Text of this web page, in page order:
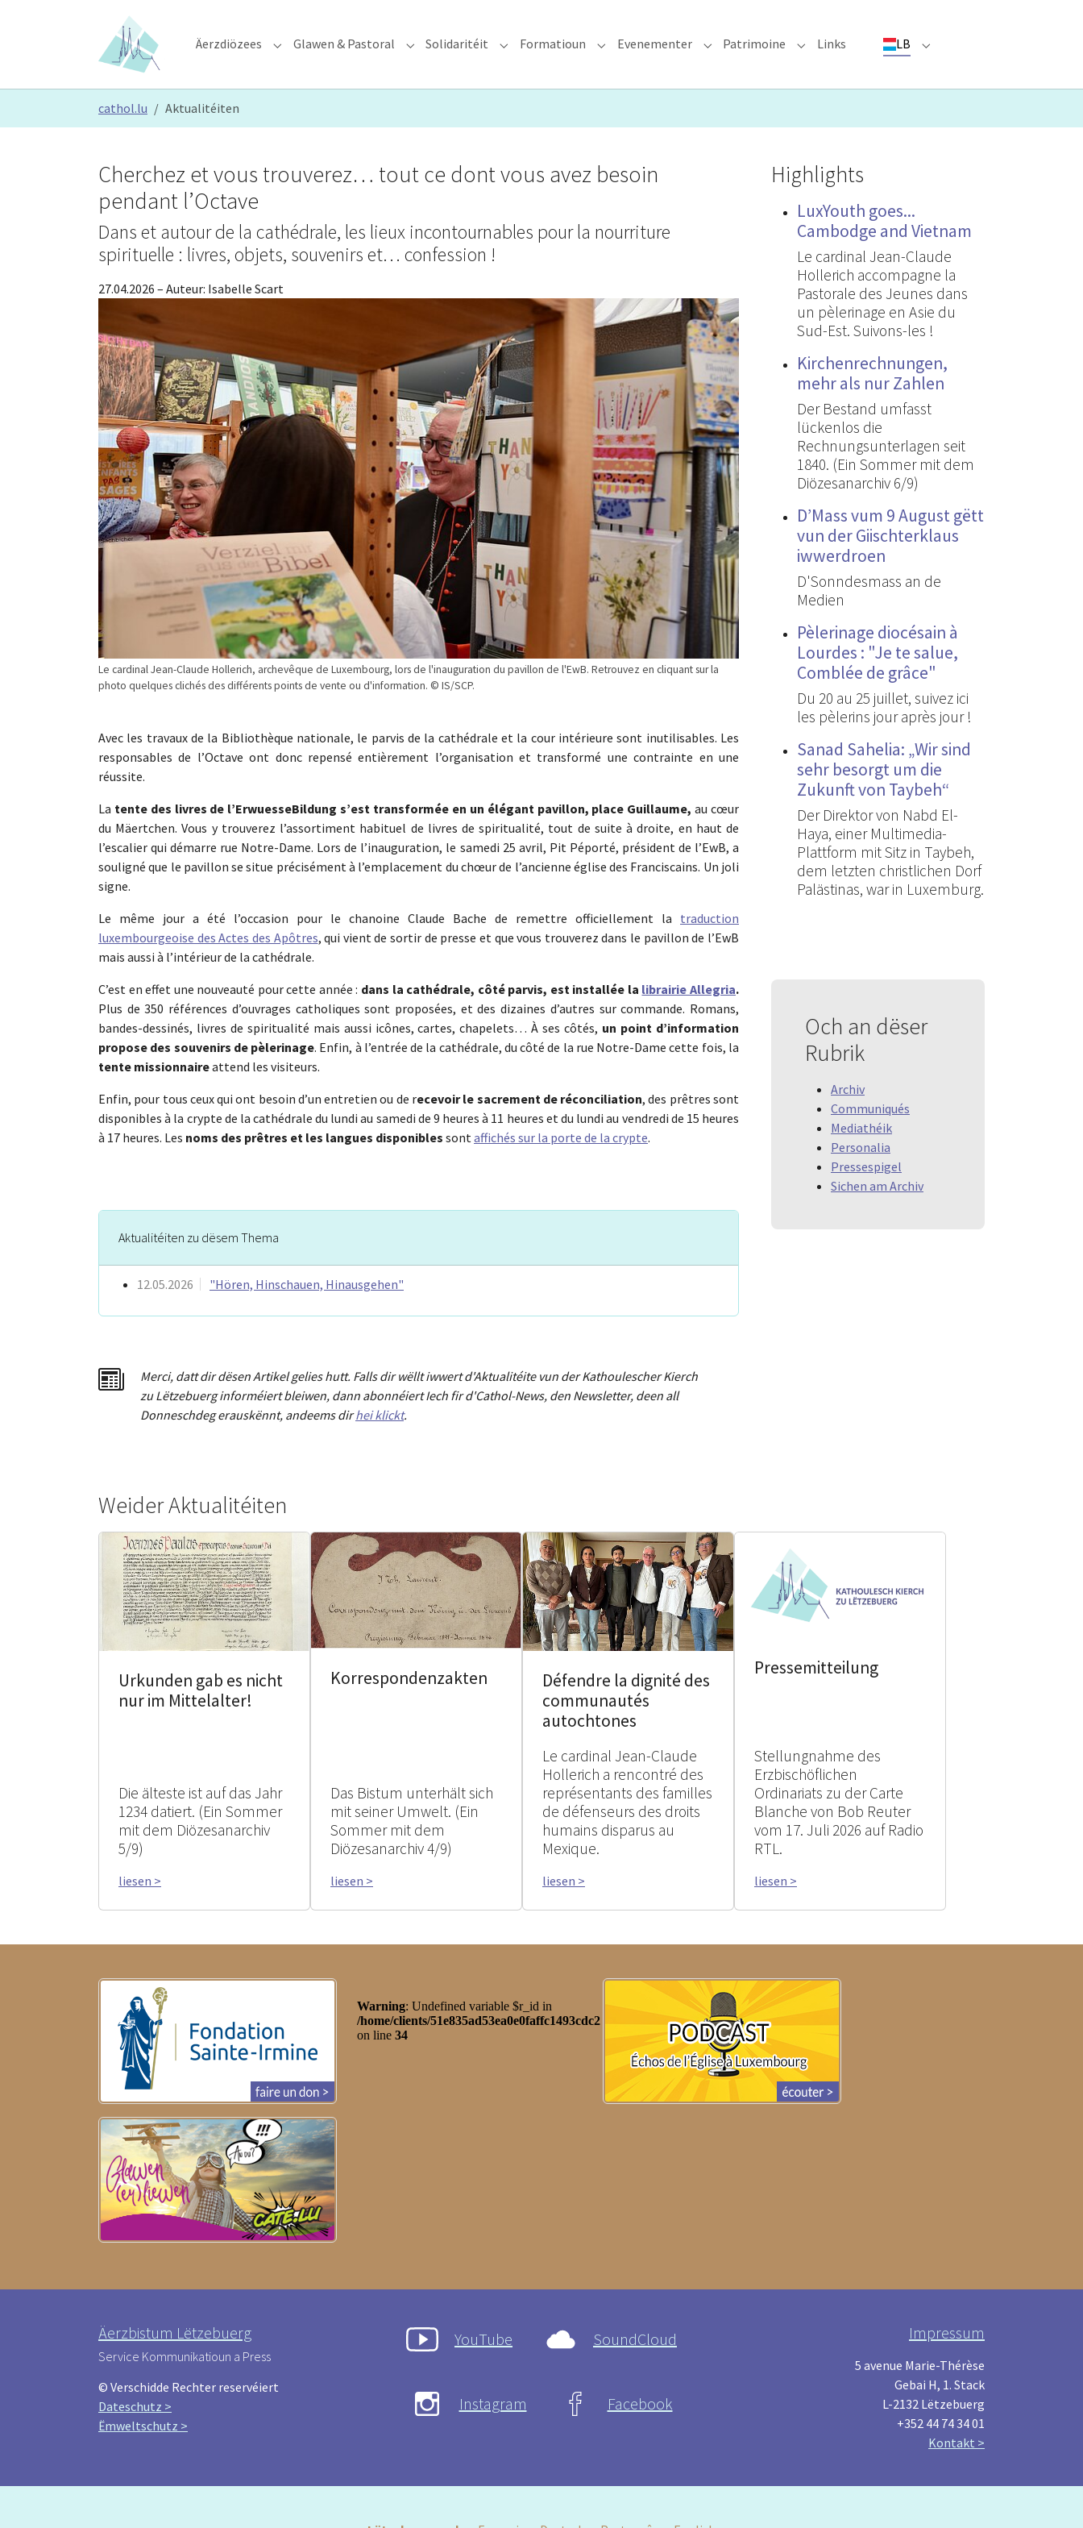
Äerzdiözees Submenu for "Äerzdiözees"
Glawen & Pastoral Submenu for "Glawen & Pastoral"
Solidaritéit Submenu for "Solidaritéit"
Formatioun Submenu for "Formatioun"
Evenementer Submenu for "Evenementer"
Patrimoine Submenu for "Patrimoine"
Links LB Submenu for "LB"
cathol.lu Aktualitéiten
Le cardinal Jean-Claude Hollerich, archevêque de Luxembourg, lors de l'inauguration du pavillon de l'EwB. Retrouvez en cliquant sur la
photo quelques clichés des différents points de vente ou d'information. © IS/SCP.
Cherchez et vous trouverez… tout ce dont vous avez besoin
pendant l’Octave
Dans et autour de la cathédrale, les lieux incontournables pour la nourriture
spirituelle : livres, objets, souvenirs et… confession !
27.04.2026 – Auteur: Isabelle Scart
Avec les travaux de la Bibliothèque nationale, le parvis de la cathédrale et la cour intérieure sont inutilisables. Les
responsables de l’Octave ont donc repensé entièrement l’organisation et transformé une contrainte en une
réussite.
La tente des livres de l’ErwuesseBildung s’est transformée en un élégant pavillon, place Guillaume, au cœur
du Mäertchen. Vous y trouverez l’assortiment habituel de livres de spiritualité, tout de suite à droite, en haut de
l’escalier qui démarre rue Notre-Dame. Lors de l’inauguration, le samedi 25 avril, Pit Péporté, président de l’EwB, a
souligné que le pavillon se situe précisément à l’emplacement du chœur de l’ancienne église des Franciscains. Un joli
signe.
Le même jour a été l’occasion pour le chanoine Claude Bache de remettre officiellement la traduction
luxembourgeoise des Actes des Apôtres, qui vient de sortir de presse et que vous trouverez dans le pavillon de l’EwB
mais aussi à l’intérieur de la cathédrale.
C’est en effet une nouveauté pour cette année : dans la cathédrale, côté parvis, est installée la librairie Allegria.
Plus de 350 références d’ouvrages catholiques sont proposées, et des dizaines d’autres sur commande. Romans,
bandes-dessinés, livres de spiritualité mais aussi icônes, cartes, chapelets… À ses côtés, un point d’information
propose des souvenirs de pèlerinage. Enfin, à l’entrée de la cathédrale, du côté de la rue Notre-Dame cette fois, la
tente missionnaireattend les visiteurs.
Enfin, pour tous ceux qui ont besoin d’un entretien ou de recevoir le sacrement de réconciliation, des prêtres sont
disponibles à la crypte de la cathédrale du lundi au samedi de 9 heures à 11 heures et du lundi au vendredi de 15 heures
à 17 heures. Les noms des prêtres et les langues disponibles sontaffichés sur la porte de la crypte.
Aktualitéiten zu dësem Thema
12.05.2026 "Hören, Hinschauen, Hinausgehen"
Merci, dattdir dësen Artikel gelies hutt. Falls dir wëllt iwwert d'Aktualitéite vun der Kathoulescher Kierch
zu Lëtzebuerg informéiert bleiwen, dann abonnéiert Iech fir d'Cathol-News, den Newsletter, deen all
Donneschdeg erauskënnt, andeems dirhei klickt.
Highlights
LuxYouth goes...
Cambodge and Vietnam
Le cardinal Jean-Claude
Hollerich accompagne la
Pastorale des Jeunes dans
un pèlerinage en Asie du
Sud-Est. Suivons-les !
Kirchenrechnungen,
mehr als nur Zahlen
Der Bestand umfasst
lückenlos die
Rechnungsunterlagen seit
1840. (Ein Sommer mit dem
Diözesanarchiv 6/9)
D’Mass vum 9 August gëtt
vun der Giischterklaus
iwwerdroen
D'Sonndesmass an de
Medien
Pèlerinage diocésain à
Lourdes : "Je te salue,
Comblée de grâce"
Du 20 au 25 juillet, suivez ici
les pèlerins jour après jour !
Sanad Sahelia: „Wir sind
sehr besorgt um die
Zukunft von Taybeh“
Der Direktor von Nabd El-
Haya, einer Multimedia-
Plattform mit Sitz in Taybeh,
dem letzten christlichen Dorf
Palästinas, war in Luxemburg.
Och an dëser
Rubrik
Archiv
Communiqués
Mediathéik
Personalia
Pressespigel
Sichen am Archiv
Weider Aktualitéiten
Urkunden gab es nicht
nur im Mittelalter!
Die älteste ist auf das Jahr
1234 datiert. (Ein Sommer
mit dem Diözesanarchiv
5/9)
liesen >
Korrespondenzakten
Das Bistum unterhält sich
mit seiner Umwelt. (Ein
Sommer mit dem
Diözesanarchiv 4/9)
liesen >
Défendre la dignité des
communautés
autochtones
Le cardinal Jean-Claude
Hollerich a rencontré des
représentants des familles
de défenseurs des droits
humains disparus au
Mexique.
liesen >
Pressemitteilung
Stellungnahme des
Erzbischöflichen
Ordinariats zu der Carte
Blanche von Bob Reuter
vom 17. Juli 2026 auf Radio
RTL.
liesen >
Äerzbistum Lëtzebuerg
Service Kommunikatioun a Press
© Verschidde Rechter reservéiert
Dateschutz >
Ëmweltschutz >
YouTube SoundCloud
Instagram Facebook
Impressum
5 avenue Marie-Thérèse
Gebai H, 1. Stack
L-2132 Lëtzebuerg
+352 44 74 34 01
Kontakt >